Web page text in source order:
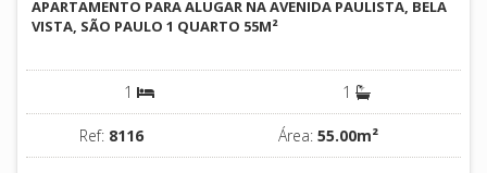
APARTAMENTO PARA ALUGAR NA AVENIDA PAULISTA, BELA
VISTA, SÃO PAULO 1 QUARTO 55M²
1 1
Ref: 8116 Área: 55.00m²